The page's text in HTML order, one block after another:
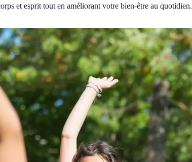
et esprit tout en améliorant votre bien-être au quotidien.